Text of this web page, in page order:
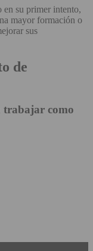
su primer intento,
mayor formación o
sus
de
trabajar como